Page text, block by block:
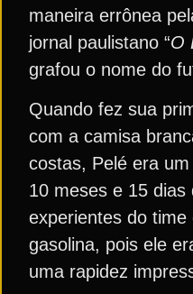
maneira errônea
jornal paulistano “O
grafou o nome do
Quando fez sua
com a camisa
costas, Pelé era
10 meses e 15
experientes do
gasolina, pois ele
uma rapidez